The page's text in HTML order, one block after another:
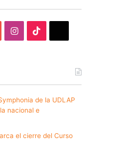
Instagram
de la UDLAP
nacional e
el cierre del Curso